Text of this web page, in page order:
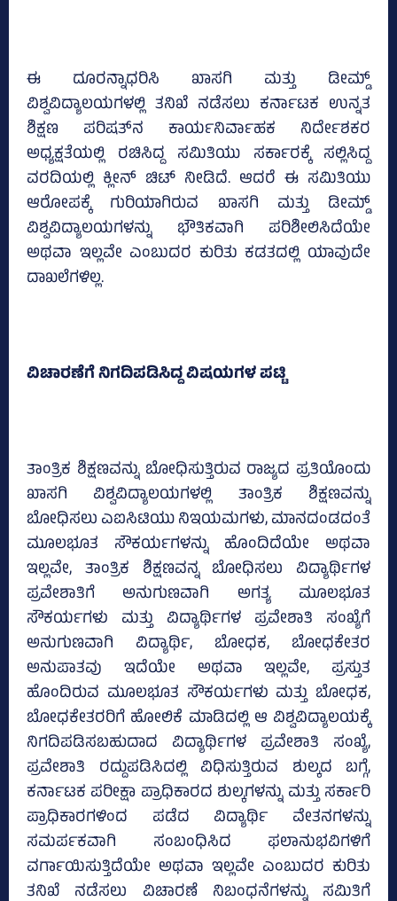
ಈ ದೂರನ್ನಾಧರಿಸಿ ಖಾಸಗಿ ಮತ್ತು ಡೀಮ್ಡ್‌
ವಿಶ್ವವಿದ್ಯಾಲಯಗಳಲ್ಲಿ ತನಿಖೆ ನಡೆಸಲು ಕರ್ನಾಟಕ ಉನ್ನತ
ಶಿಕ್ಷಣ ಪರಿಷತ್‌ನ ಕಾರ್ಯನಿರ್ವಾಹಕ ನಿರ್ದೇಶಕರ
ಅಧ್ಯಕ್ಷತೆಯಲ್ಲಿ ರಚಿಸಿದ್ದ ಸಮಿತಿಯು ಸರ್ಕಾರಕ್ಕೆ ಸಲ್ಲಿಸಿದ್ದ
ವರದಿಯಲ್ಲಿ ಕ್ಲೀನ್‌ ಚಿಟ್‌ ನೀಡಿದೆ. ಆದರೆ ಈ ಸಮಿತಿಯು
ಆರೋಪಕ್ಕೆ ಗುರಿಯಾಗಿರುವ ಖಾಸಗಿ ಮತ್ತು ಡೀಮ್ಡ್‌
ವಿಶ್ವವಿದ್ಯಾಲಯಗಳನ್ನು ಭೌತಿಕವಾಗಿ ಪರಿಶೀಲಿಸಿದೆಯೇ
ಅಥವಾ ಇಲ್ಲವೇ ಎಂಬುದರ ಕುರಿತು ಕಡತದಲ್ಲಿ ಯಾವುದೇ
ದಾಖಲೆಗಳಿಲ್ಲ.
ವಿಚಾರಣೆಗೆ ನಿಗದಿಪಡಿಸಿದ್ದ ವಿಷಯಗಳ ಪಟ್ಟಿ
ತಾಂತ್ರಿಕ ಶಿಕ್ಷಣವನ್ನು ಬೋಧಿಸುತ್ತಿರುವ ರಾಜ್ಯದ ಪ್ರತಿಯೊಂದು
ಖಾಸಗಿ ವಿಶ್ವವಿದ್ಯಾಲಯಗಳಲ್ಲಿ ತಾಂತ್ರಿಕ ಶಿಕ್ಷಣವನ್ನು
ಬೋಧಿಸಲು ಎಐಸಿಟಿಯು ನಿಇಯಮಗಳು, ಮಾನದಂಡದಂತೆ
ಮೂಲಭೂತ ಸೌಕರ್ಯಗಳನ್ನು ಹೊಂದಿದೆಯೇ ಅಥವಾ
ಇಲ್ಲವೇ, ತಾಂತ್ರಿಕ ಶಿಕ್ಷಣವನ್ನ ಬೋಧಿಸಲು ವಿದ್ಯಾರ್ಥಿಗಳ
ಪ್ರವೇಶಾತಿಗೆ ಅನುಗುಣವಾಗಿ ಅಗತ್ಯ ಮೂಲಭೂತ
ಸೌಕರ್ಯಗಳು ಮತ್ತು ವಿದ್ಯಾರ್ಥಿಗಳ ಪ್ರವೇಶಾತಿ ಸಂಖ್ಯೆಗೆ
ಅನುಗುಣವಾಗಿ ವಿದ್ಯಾರ್ಥಿ, ಬೋಧಕ, ಬೋಧಕೇತರ
ಅನುಪಾತವು ಇದೆಯೇ ಅಥವಾ ಇಲ್ಲವೇ, ಪ್ರಸ್ತುತ
ಹೊಂದಿರುವ ಮೂಲಭೂತ ಸೌಕರ್ಯಗಳು ಮತ್ತು ಬೋಧಕ,
ಬೋಧಕೇತರರಿಗೆ ಹೋಲಿಕೆ ಮಾಡಿದಲ್ಲಿ ಆ ವಿಶ್ವವಿದ್ಯಾಲಯಕ್ಕೆ
ನಿಗದಿಪಡಿಸಬಹುದಾದ ವಿದ್ಯಾರ್ಥಿಗಳ ಪ್ರವೇಶಾತಿ ಸಂಖ್ಯೆ,
ಪ್ರವೇಶಾತಿ ರದ್ದುಪಡಿಸಿದಲ್ಲಿ ವಿಧಿಸುತ್ತಿರುವ ಶುಲ್ಕದ ಬಗ್ಗೆ,
ಕರ್ನಾಟಕ ಪರೀಕ್ಷಾ ಪ್ರಾಧಿಕಾರದ ಶುಲ್ಕಗಳನ್ನು ಮತ್ತು ಸರ್ಕಾರಿ
ಪ್ರಾಧಿಕಾರಗಳಿಂದ ಪಡೆದ ವಿದ್ಯಾರ್ಥಿ ವೇತನಗಳನ್ನು
ಸಮರ್ಪಕವಾಗಿ ಸಂಬಂಧಿಸಿದ ಫಲಾನುಭವಿಗಳಿಗೆ
ವರ್ಗಾಯಿಸುತ್ತಿದೆಯೇ ಅಥವಾ ಇಲ್ಲವೇ ಎಂಬುದರ ಕುರಿತು
ತನಿಖೆ ನಡೆಸಲು ವಿಚಾರಣೆ ನಿಬಂಧನೆಗಳನ್ನು ಸಮಿತಿಗೆ